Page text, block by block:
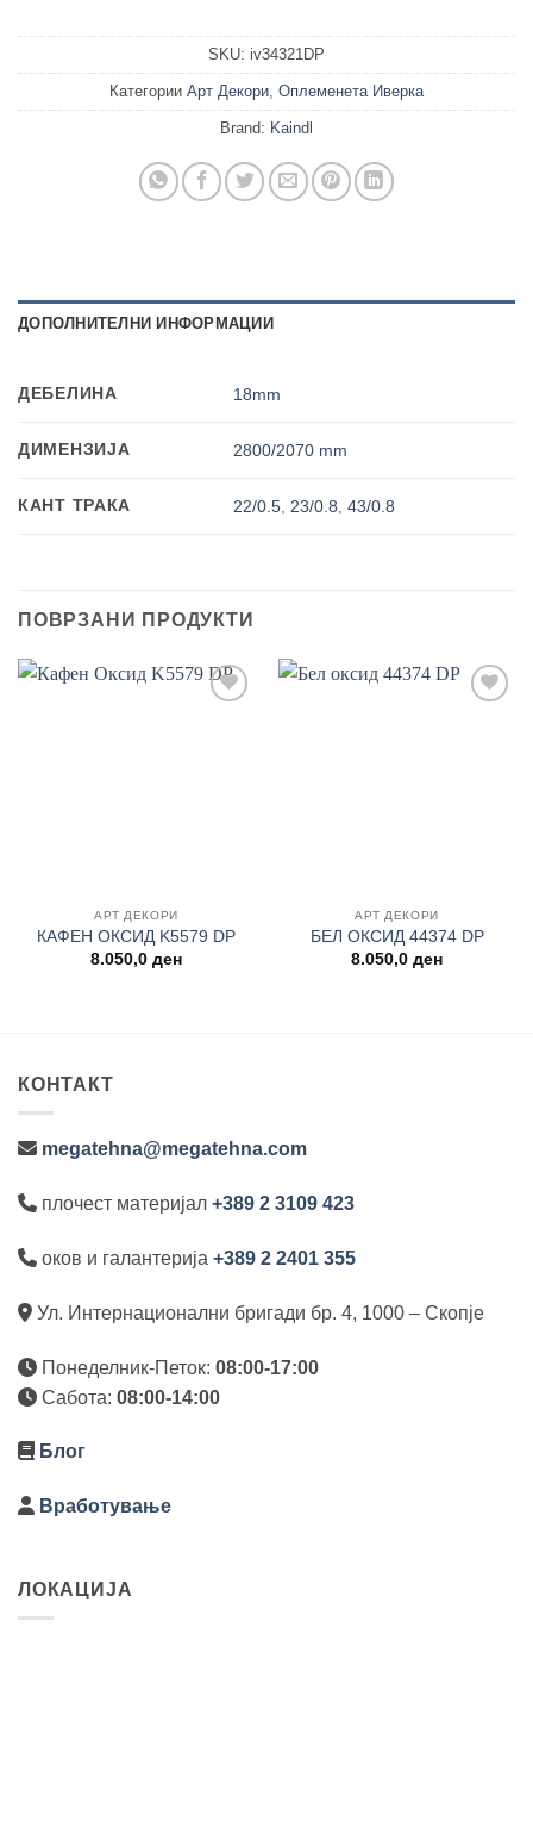
SKU: iv34321DP
Категории Арт Декори, Оплеменета Иверка
Brand: Kaindl
ДОПОЛНИТЕЛНИ ИНФОРМАЦИИ
ДЕБЕЛИНА 18mm
ДИМЕНЗИЈА 2800/2070 mm
КАНТ ТРАКА 22/0.5,23/0.8,43/0.8
ПОВРЗАНИ ПРОДУКТИ
АРТ ДЕКОРИ
КАФЕН ОКСИД K5579 DP
8.050,0 ден
АРТ ДЕКОРИ
БЕЛ ОКСИД 44374 DP
8.050,0 ден
КОНТАКТ
megatehna@megatehna.com
плочест материјал +389 2 3109 423
оков и галантерија +389 2 2401 355
Ул. Интернационални бригади бр. 4, 1000 – Скопје
Понеделник-Петок: 08:00-17:00
Сабота: 08:00-14:00
Блог
Вработување
ЛОКАЦИЈА